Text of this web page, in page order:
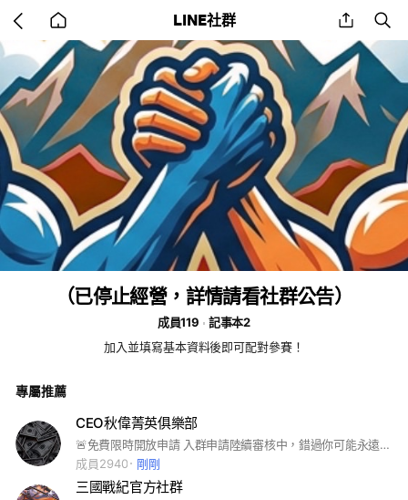
back
to
home
LINE社群 share
（已停止經營，詳情請看社群公告）
成員119
記事本2
加入並填寫基本資料後即可配對參賽！
專屬推薦
CEO秋偉菁英俱樂部
🚨免費限時開放申請 入群申請陸續審核中，錯過你可能永遠進不來！ 這不是什麼互相取暖同溫層 這是一個只講實力、只看成績的圈子💵
成員2940
剛剛
三國戰紀官方社群